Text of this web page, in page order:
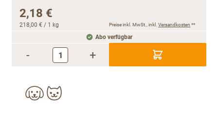
2,18 €
218,00 € / 1 kg Preise inkl. MwSt., inkl. Versandkosten **
Abo verfügbar
- +